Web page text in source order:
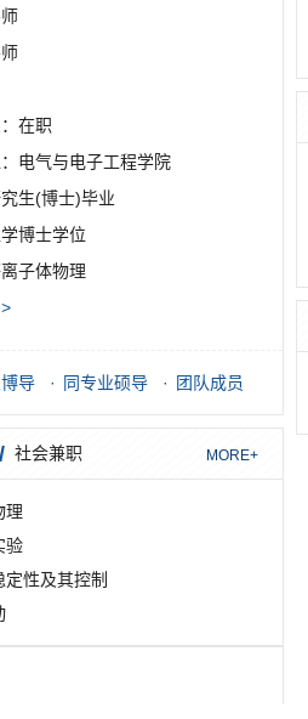
在职
电气与电子工程学院
生(博士)毕业
博士学位
子体物理
导 同专业硕导 团队成员
/ 社会兼职 MORE+
理
验
性及其控制